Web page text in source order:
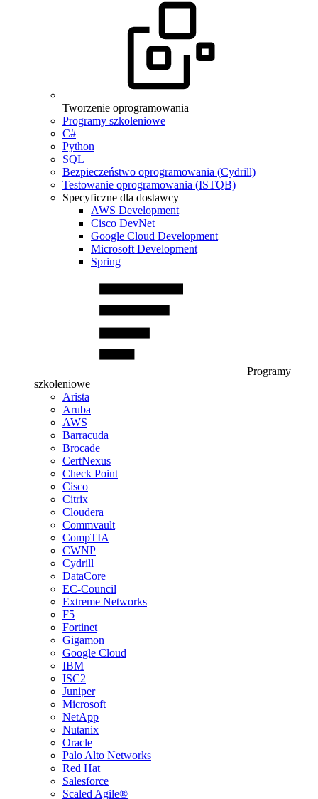
Tworzenie oprogramowania
Programy szkoleniowe
C#
Python
SQL
Bezpieczeństwo oprogramowania (Cydrill)
Testowanie oprogramowania (ISTQB)
Specyficzne dla dostawcy
AWS Development
Cisco DevNet
Google Cloud Development
Microsoft Development
Spring
Programy
szkoleniowe
Arista
Aruba
AWS
Barracuda
Brocade
CertNexus
Check Point
Cisco
Citrix
Cloudera
Commvault
CompTIA
CWNP
Cydrill
DataCore
EC-Council
Extreme Networks
F5
Fortinet
Gigamon
Google Cloud
IBM
ISC2
Juniper
Microsoft
NetApp
Nutanix
Oracle
Palo Alto Networks
Red Hat
Salesforce
Scaled Agile®